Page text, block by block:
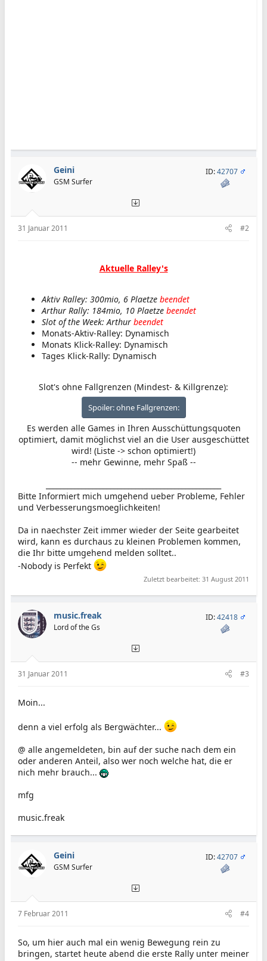
Geini
GSM Surfer
ID:42707
31 Januar 2011 #2
Aktuelle Ralley's
Aktiv Ralley: 300mio, 6 Plaetze beendet
Arthur Rally: 184mio, 10 Plaetze beendet
Slot of the Week: Arthur beendet
Monats-Aktiv-Ralley: Dynamisch
Monats Klick-Ralley: Dynamisch
Tages Klick-Rally: Dynamisch
Slot's ohne Fallgrenzen (Mindest- & Killgrenze):
Spoiler:ohne Fallgrenzen:
Es werden alle Games in Ihren Ausschüttungsquoten
optimiert, damit möglichst viel an die User ausgeschüttet
wird! (Liste -> schon optimiert!)
-- mehr Gewinne, mehr Spaß --
Bitte Informiert mich umgehend ueber Probleme, Fehler
und Verbesserungsmoeglichkeiten!
Da in naechster Zeit immer wieder der Seite gearbeitet
wird, kann es durchaus zu kleinen Problemen kommen,
die Ihr bitte umgehend melden solltet..
-Nobody is Perfekt
Zuletzt bearbeitet: 31 August 2011
music.freak
Lord of the Gs
ID:42418
31 Januar 2011 #3
Moin...
denn a viel erfolg als Bergwächter...
@ alle angemeldeten, bin auf der suche nach dem ein
oder anderen Anteil, also wer noch welche hat, die er
nich mehr brauch...
mfg
music.freak
Geini
GSM Surfer
ID:42707
7 Februar 2011 #4
So, um hier auch mal ein wenig Bewegung rein zu
bringen, startet heute abend die erste Rally unter meiner